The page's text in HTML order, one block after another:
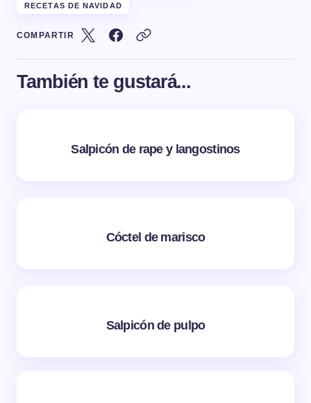
RECETAS DE NAVIDAD
COMPARTIR
También te gustará...
Salpicón de rape y langostinos
Cóctel de marisco
Salpicón de pulpo